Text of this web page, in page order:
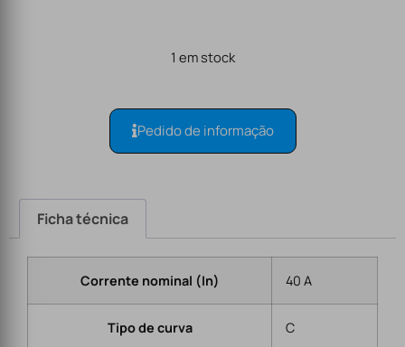
1 em stock
Pedido de informação
Ficha técnica
Corrente nominal (In) 40 A
Tipo de curva C